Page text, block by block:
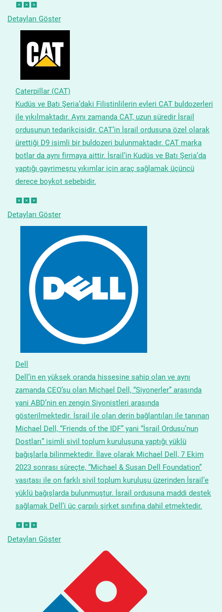
Detayları Göster
Caterpillar (CAT)
Kudüs ve Batı Şeria’daki Filistinlilerin evleri CAT buldozerleri
ile yıkılmaktadır. Aynı zamanda CAT, uzun süredir İsrail
ordusunun tedarikçisidir. CAT’in İsrail ordusuna özel olarak
ürettiği D9 isimli bir buldozeri bulunmaktadır. CAT marka
botlar da aynı firmaya aittir. İsrail’in Kudüs ve Batı Şeria’da
yaptığı gayrimeşru yıkımlar için araç sağlamak üçüncü
derece boykot sebebidir.
Detayları Göster
Dell
Dell’in en yüksek oranda hissesine sahip olan ve aynı
zamanda CEO’su olan Michael Dell, “Siyonerler” arasında
yani ABD’nin en zengin Siyonistleri arasında
gösterilmektedir. İsrail ile olan derin bağlantıları ile tanınan
Michael Dell, “Friends of the IDF” yani “İsrail Ordusu’nun
Dostları” isimli sivil toplum kuruluşuna yaptığı yüklü
bağışlarla bilinmektedir. İlave olarak Michael Dell, 7 Ekim
2023 sonrası süreçte, “Michael & Susan Dell Foundation”
vasıtası ile on farklı sivil toplum kuruluşu üzerinden İsrail’e
yüklü bağışlarda bulunmuştur. İsrail ordusuna maddi destek
sağlamak Dell’i üç çarpılı şirket sınıfına dahil etmektedir.
Detayları Göster